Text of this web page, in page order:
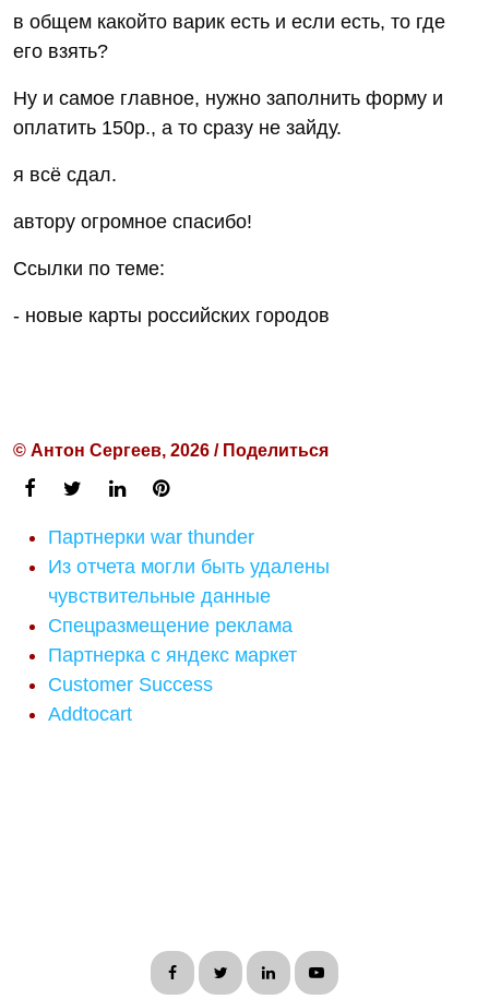
в общем какойто варик есть и если есть, то где
его взять?
Ну и самое главное, нужно заполнить форму и
оплатить 150р., а то сразу не зайду.
я всё сдал.
автору огромное спасибо!
Ссылки по теме:
- новые карты российских городов
© Антон Сергеев, 2026 / Поделиться
Партнерки war thunder
Из отчета могли быть удалены
чувствительные данные
Спецразмещение реклама
Партнерка с яндекс маркет
Customer Success
Addtocart